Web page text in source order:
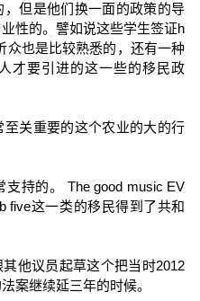
但是他们换一面的政策的导
性的。譬如说这些学生签证h
众也是比较熟悉的，还有一种
才要引进的这一些的移民政
关重要的这个农业的大的行
持的。 The good music EV
five这一类的移民得到了共和
他议员起草这个把当时2012
案继续延三年的时候。